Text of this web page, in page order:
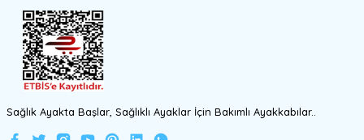
Sağlık Ayakta Başlar, Sağlıklı Ayaklar İçin Bakımlı Ayakkabılar..